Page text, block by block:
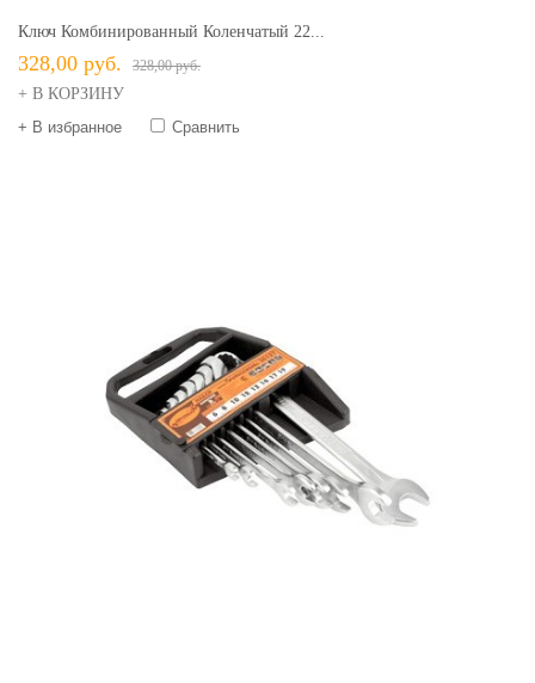
Ключ Комбинированный Коленчатый 22...
328,00 руб. 328,00 руб.
+ В КОРЗИНУ
+ В избранное
Сравнить